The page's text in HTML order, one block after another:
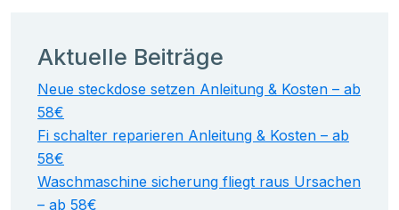
Aktuelle Beiträge
Neue steckdose setzen Anleitung & Kosten – ab
58€
Fi schalter reparieren Anleitung & Kosten – ab
58€
Waschmaschine sicherung fliegt raus Ursachen
– ab 58€